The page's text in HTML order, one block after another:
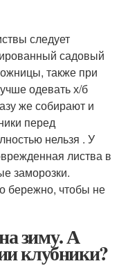
следует
садовый
также при
одевать х/б
же собирают и
перед
нельзя . У
листва в
заморозки.
бережно, чтобы не
зиму. А
клубники?